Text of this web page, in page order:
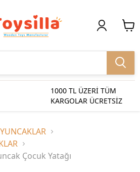
1000 TL ÜZERİ TÜM
KARGOLAR ÜCRETSİZ
Çocuk Yatağı